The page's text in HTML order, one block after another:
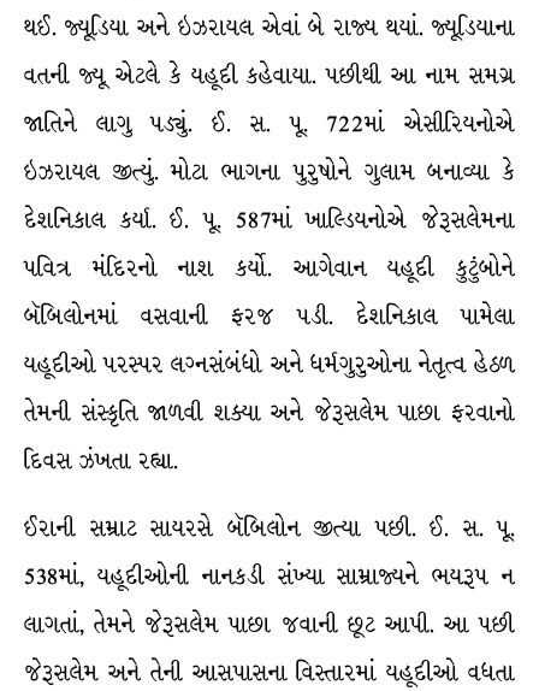
થઈ. જ્યૂડિયા અને ઇઝરાયલ એવાં બે રાજ્ય થયાં. જ્યૂડિયાના
વતની જ્યૂ એટલે કે યહૂદી કહેવાયા. પછીથી આ નામ સમગ્ર
જાતિને લાગુ પડ્યું. ઈ. સ. પૂ. 722માં એસીરિયનોએ
ઇઝરાયલ જીત્યું. મોટા ભાગના પુરુષોને ગુલામ બનાવ્યા કે
દેશનિકાલ કર્યા. ઈ. પૂ. 587માં ખાલ્ડિયનોએ જેરૂસલેમના
પવિત્ર મંદિરનો નાશ કર્યો. આગેવાન યહૂદી કુટુંબોને
બૅબિલોનમાં વસવાની ફરજ પડી. દેશનિકાલ પામેલા
યહૂદીઓ પરસ્પર લગ્નસંબંધો અને ધર્મગુરુઓના નેતૃત્વ હેઠળ
તેમની સંસ્કૃતિ જાળવી શક્યા અને જેરૂસલેમ પાછા ફરવાનો
દિવસ ઝંખતા રહ્યા.
ઈરાની સમ્રાટ સાયરસે બૅબિલોન જીત્યા પછી. ઈ. સ. પૂ.
538માં, યહૂદીઓની નાનકડી સંખ્યા સામ્રાજ્યને ભયરૂપ ન
લાગતાં, તેમને જેરૂસલેમ પાછા જવાની છૂટ આપી. આ પછી
જેરૂસલેમ અને તેની આસપાસના વિસ્તારમાં યહૂદીઓ વધતા